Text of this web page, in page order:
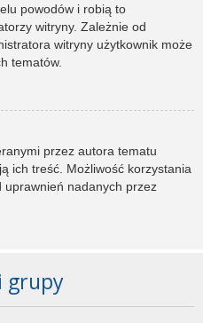
powodów i robią to
witryny. Zależnie od
witryny użytkownik może
tematów.
przez autora tematu
ich treść. Możliwość korzystania
nadanych przez
grupy